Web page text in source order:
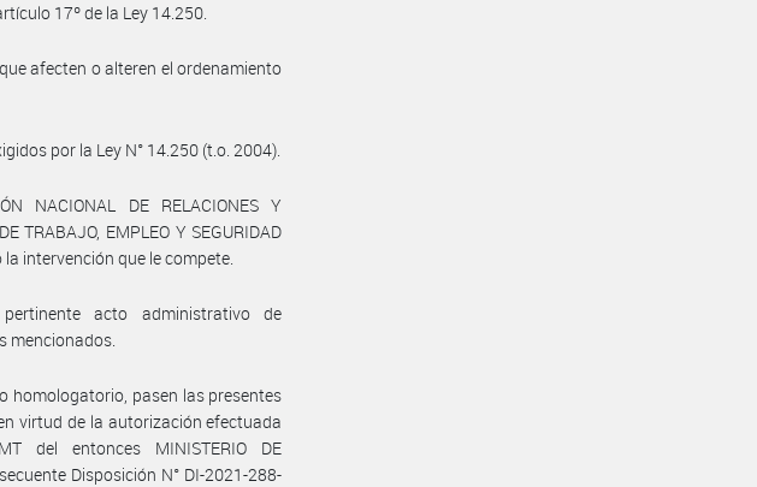
17º de la Ley 14.250.
afecten o alteren el ordenamiento
por la Ley N° 14.250 (t.o. 2004).
NACIONAL DE RELACIONES Y
TRABAJO, EMPLEO Y SEGURIDAD
la intervención que le compete.
acto administrativo de
mencionados.
homologatorio, pasen las presentes
virtud de la autorización efectuada
del entonces MINISTERIO DE
Disposición N° DI-2021-288-